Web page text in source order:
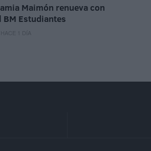
Maimón renueva con
BM Estudiantes
HACE 1 DÍA